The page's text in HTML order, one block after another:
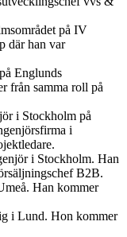
på IV
där han var
Englunds
från samma roll på
i Stockholm på
i
i Stockholm. Han
B2B.
Han kommer
i Lund. Hon kommer